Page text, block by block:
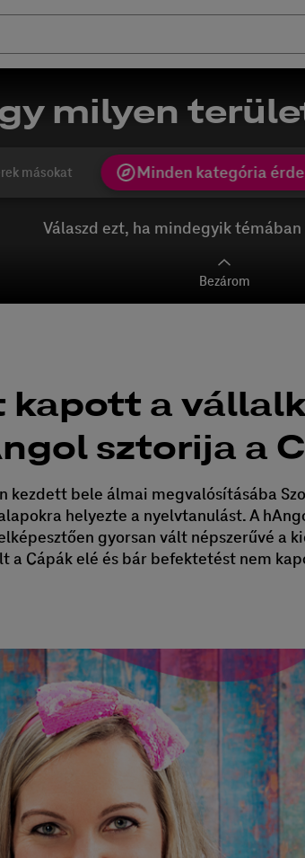
milyen
Minden kategória
másokat
Válaszd ezt, ha mindegyik
Bezárom
kapott a
sztorija a
kezdett bele álmai megvalósításába
helyezte a nyelvtanulást. A
gyorsan vált népszerűvé a
Cápák elé és bár befektetést nem